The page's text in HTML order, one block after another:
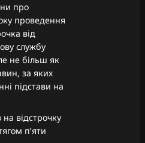
про
проведення
від
службу
не більш як
за яких
підстави на
на відстрочку
п’яти